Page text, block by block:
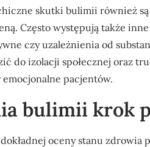
skutki bulimii również
Często występują także
czy uzależnienia od
do izolacji społecznej oraz
pacjentów.
bulimii krok
oceny stanu zdrowia